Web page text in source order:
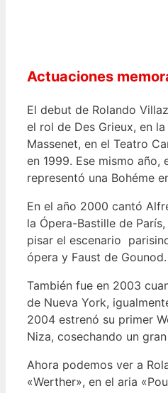
Actuaciones
El debut de Rolando
el rol de Des Grieux, en
Massenet, en el Teatro
en 1999. Ese mismo año,
representó una Bohéme
En el año 2000 cantó
la Ópera-Bastille de
pisar el escenario
ópera y Faust de Gounod.
También fue en 2003
de Nueva York,
2004 estrenó su primer
Niza, cosechando un
Ahora podemos ver a
«Werther», en el aria